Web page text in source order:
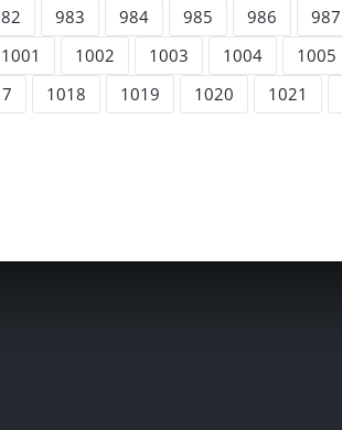
983 984 985 986
987
1001 1002 1003 1004
1005
1018 1019 1020 1021